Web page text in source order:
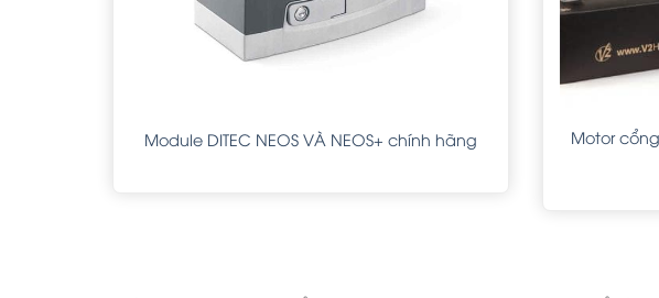
Module DITEC NEOS VÀ NEOS+ chính hãng
Motor